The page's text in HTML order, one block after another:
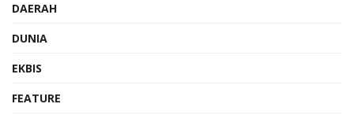
DAERAH
DUNIA
EKBIS
FEATURE